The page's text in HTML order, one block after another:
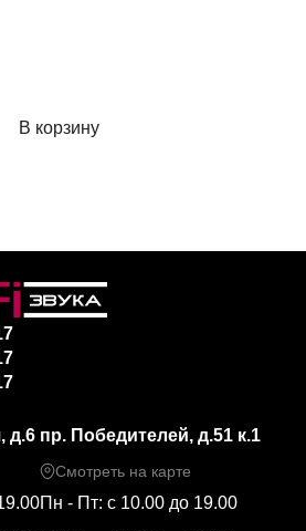
В корзину
д.6 пр. Победителей, д.51 к.1
Смотреть на карте
Пн - Пт: с 10.00 до 19.00